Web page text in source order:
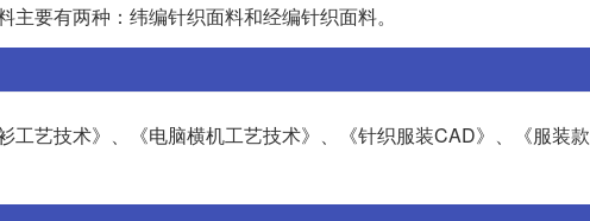
要有两种：纬编针织面料和经编针织面料。
工艺技术》、《电脑横机工艺技术》、《针织服装CAD》、《服装款